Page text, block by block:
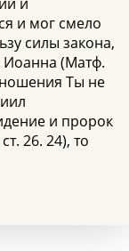
и мог смело
силы закона,
Иоанна (Матф.
Ты не
и пророк
26. 24), то